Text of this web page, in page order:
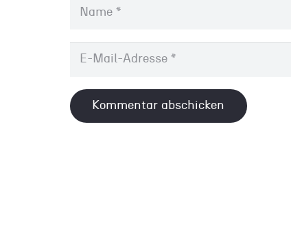
Kommentar abschicken